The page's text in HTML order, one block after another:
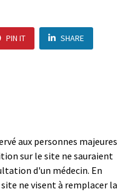
PIN IT SHARE
aux personnes majeures
sur le site ne sauraient
d'un médecin. En
ne visent à remplacer la